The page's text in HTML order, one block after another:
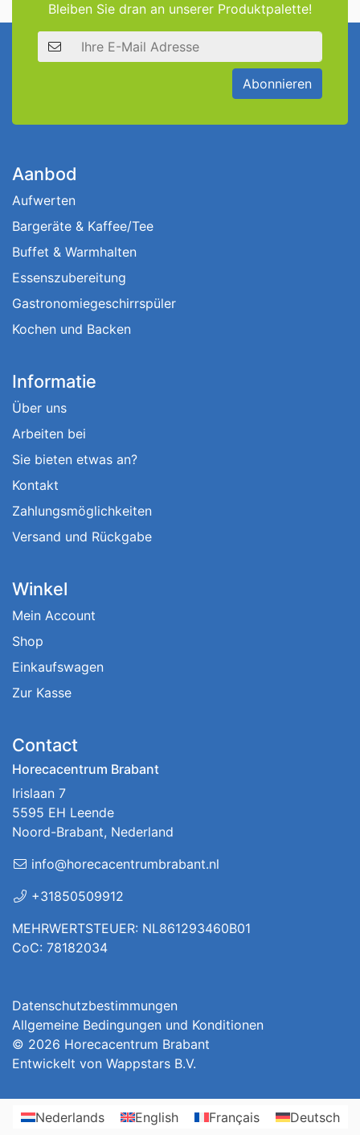
Bleiben Sie dran an unserer Produktpalette!
E-Mail Adresse
Abonnieren
Aanbod
Aufwerten
Bargeräte & Kaffee/Tee
Buffet & Warmhalten
Essenszubereitung
Gastronomiegeschirrspüler
Kochen und Backen
Informatie
Über uns
Arbeiten bei
Sie bieten etwas an?
Kontakt
Zahlungsmöglichkeiten
Versand und Rückgabe
Winkel
Mein Account
Shop
Einkaufswagen
Zur Kasse
Contact
Horecacentrum Brabant
Irislaan 7
5595 EH Leende
Noord-Brabant, Nederland
info@horecacentrumbrabant.nl
+31850509912
MEHRWERTSTEUER: NL861293460B01
CoC: 78182034
Datenschutzbestimmungen
Allgemeine Bedingungen und Konditionen
© 2026 Horecacentrum Brabant
Entwickelt von Wappstars B.V.
Nederlands English Français Deutsch